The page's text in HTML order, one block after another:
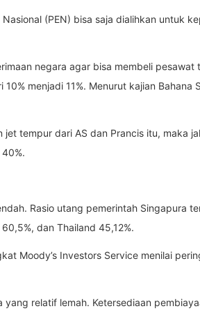
(PEN) bisa saja dialihkan untuk
negara agar bisa membeli
menjadi 11%. Menurut kajian Bahana
tempur dari AS dan Prancis itu, maka
Rasio utang pemerintah Singapura
dan Thailand 45,12%.
Moody’s Investors Service menilai
relatif lemah. Ketersediaan